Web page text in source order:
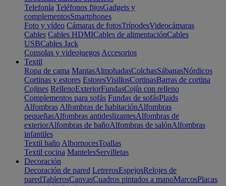
Telefonía Teléfonos fijosGadgets y
complementosSmartphones
Foto y vídeo Cámaras de fotosTrípodesVideocámaras
Cables Cables HDMICables de alimentaciónCables
USBCables Jack
Consolas y videojuegos Accesorios
Textil
Ropa de cama MantasAlmohadasColchasSábanasNórdicos
Cortinas y estores EstoresVisillosCortinasBarras de cortina
Cojines RellenoExteriorFundasCojín con relleno
Complementos para sofás Fundas de sofásPlaids
Alfombras Alfombras de habitaciónAlfombras
pequeñasAlfombras antideslizantesAlfombras de
exteriorAlfombras de bañoAlfombras de salónAlfombras
infantiles
Textil baño AlbornocesToallas
Textil cocina MantelesServilletas
Decoración
Decoración de pared LetrerosEspejosRelojes de
paredTablerosCanvasCuadros pintados a manoMarcosPlacas